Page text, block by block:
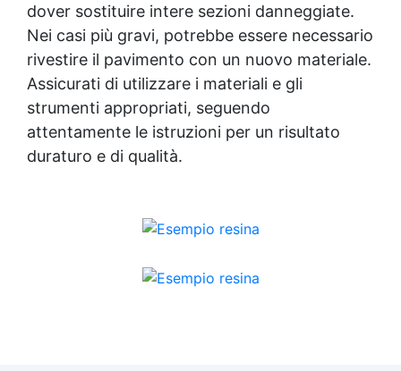
dover sostituire intere sezioni danneggiate.
Nei casi più gravi, potrebbe essere necessario
rivestire il pavimento con un nuovo materiale.
Assicurati di utilizzare i materiali e gli
strumenti appropriati, seguendo
attentamente le istruzioni per un risultato
duraturo e di qualità.